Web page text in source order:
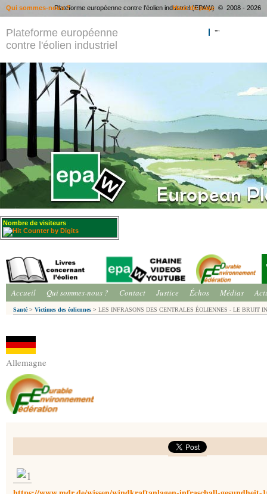
Plateforme européenne
contre l'éolien industriel
""
Nombre de visiteurs :
Accueil Qui sommes-nous ? Contact Justice Échos Médias
Santé > Victimes des éoliennes > LES INFRASONS DES CENTRALES ÉOLIENNES - LE BRUIT
Allemagne
Plateforme européenne contre l'éolien industriel (EPAW) © 2008 - 2026
Haut de page
Qui sommes-nous ?